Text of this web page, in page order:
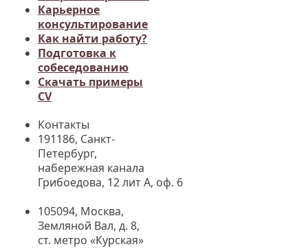
Карьерное
консультирование
Как найти работу?
Подготовка к
собеседованию
Cкачать примеры
CV
Контакты
191186, Санкт-
Петербург,
набережная канала
Грибоедова, 12 лит А, оф. 6
105094, Москва,
Земляной Вал, д. 8,
ст. метро «Курская»